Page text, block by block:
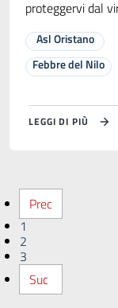
proteggervi dal
Asl Oristano
Febbre del Nilo
LEGGI DI PIÙ
Prec
1
2
3
Suc